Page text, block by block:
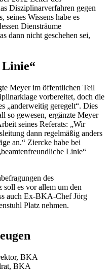
Disziplinarverfahren gegen
seines Wissens habe es
Diensträume
dann nicht geschehen sei,
Linie“
Meyer im öffentlichen Teil
vorbereitet, doch die
„anderweitig geregelt“. Dies
so gewesen, ergänzte Meyer
seines Referats: „Wir
dann regelmäßig anders
an.“ Ziercke habe bei
Linie“
des
soll es vor allem um den
auch Ex-BKA-Chef Jörg
Platz nehmen.
BKA
BKA